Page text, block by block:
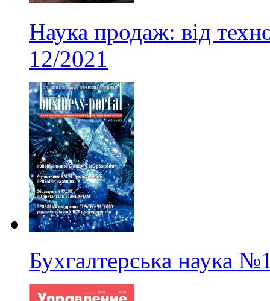
Наука продаж: від
12/2021
Бухгалтерська наука